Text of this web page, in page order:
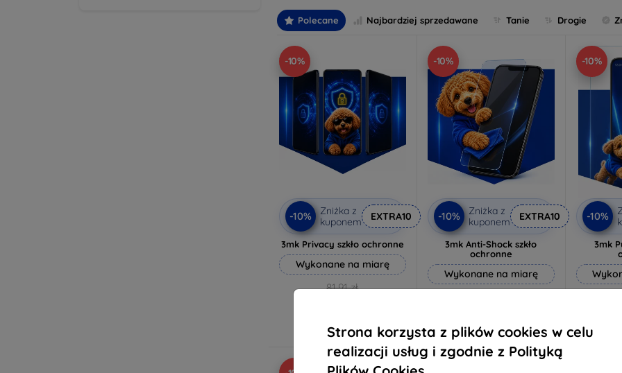
Strona korzysta z plików cookies w celu
realizacji usług i zgodnie z Polityką
Polecane Najbardziej sprzedawane Tanie Drogie
-10%
-10%
Zniżka z
kuponem
EXTRA10
3mk Privacy szkło ochronne
Wykonane na miarę
81,91 zł
Na stanie: 3 szt.
-10%
-10%
Zniżka z
kuponem
EXTRA10
3mk Anti-Shock szkło
ochronne
Wykonane na miarę
Na stanie: > 5 szt.
-10%
-10%
3mk
Na